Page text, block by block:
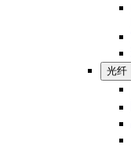
光纤